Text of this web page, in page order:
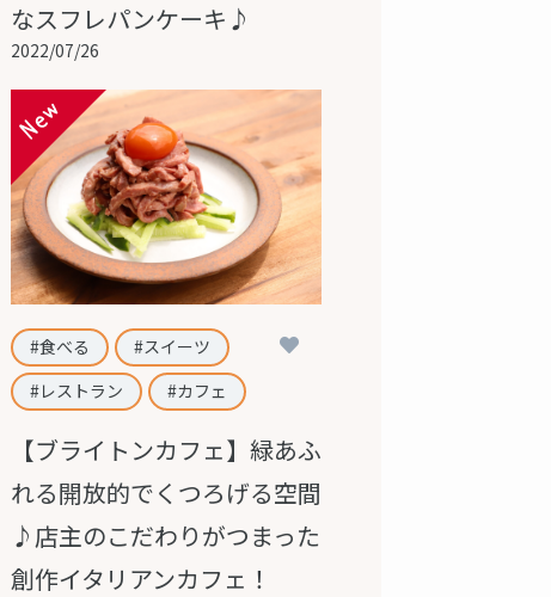
なスフレパンケーキ♪
2022/07/26
New
食べる
スイーツ
レストラン
カフェ
【ブライトンカフェ】緑あふ
れる開放的でくつろげる空間
♪店主のこだわりがつまった
創作イタリアンカフェ！